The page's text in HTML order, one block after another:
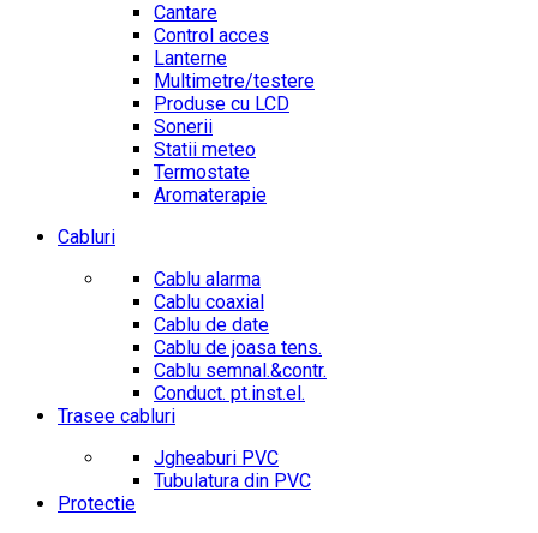
Cantare
Control acces
Lanterne
Multimetre/testere
Produse cu LCD
Sonerii
Statii meteo
Termostate
Aromaterapie
Cabluri
Cablu alarma
Cablu coaxial
Cablu de date
Cablu de joasa tens.
Cablu semnal.&contr.
Conduct. pt.inst.el.
Trasee cabluri
Jgheaburi PVC
Tubulatura din PVC
Protectie